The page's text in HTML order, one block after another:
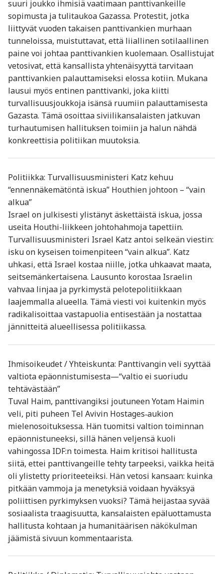
suuri joukko ihmisiä vaatimaan panttivankeille
sopimusta ja tulitaukoa Gazassa. Protestit, jotka
liittyvät vuoden takaisen panttivankien murhaan
tunneloissa, muistuttavat, että liiallinen sotilaallinen
paine voi johtaa panttivankien kuolemaan. Osallistujat
vetosivat, että kansallista yhtenäisyyttä tarvitaan
panttivankien palauttamiseksi elossa kotiin. Mukana
lausui myös entinen panttivanki, joka kiitti
turvallisuusjoukkoja isänsä ruumiin palauttamisesta
Gazasta. Tämä osoittaa siviilikansalaisten jatkuvan
turhautumisen hallituksen toimiin ja halun nähdä
konkreettisia politiikan muutoksia.
Politiikka: Turvallisuusministeri Katz kehuu
“ennennäkemätöntä iskua” Houthien johtoon – “vain
alkua”
Israel on julkisesti ylistänyt äskettäistä iskua, jossa
useita Houthi-liikkeen johtohahmoja tapettiin.
Turvallisuusministeri Israel Katz antoi selkeän viestin:
isku on kyseisen toimenpiteen “vain alkua”. Katz
uhkasi, että Israel kostaa niille, jotka uhkaavat maata,
seitsemänkertaisena. Lausunto korostaa Israelin
vahvaa linjaa ja pyrkimystä pelotepolitiikkaan
laajemmalla alueella. Tämä viesti voi kuitenkin myös
radikalisoittaa vastapuolia entisestään ja nostattaa
jännitteitä alueellisessa politiikassa.
Ihmisoikeudet / Yhteiskunta: Panttivangin veli syyttää
valtiota epäonnistumisesta—“valtio ei suoriudu
tehtävästään”
Tuval Haim, panttivangiksi joutuneen Yotam Haimin
veli, piti puheen Tel Avivin Hostages‑aukion
mielenosoituksessa. Hän tuomitsi valtion toiminnan
epäonnistuneeksi, sillä hänen veljensä kuoli
vahingossa IDF:n toimesta. Haim kritisoi hallitusta
siitä, ettei panttivangeille tehty tarpeeksi, vaikka heitä
oli ylistetty prioriteeteiksi. Hän vetosi kansaan: kuinka
pitkään vammoja ja menetyksiä voidaan hyväksyä
poliittisen pyrkimyksen vuoksi? Tämä heijastaa syvää
sosiaalista traagisuutta, kansalaisten epäluottamusta
hallitusta kohtaan ja humanitäärisen näkökulman
jäämistä sivuun kommentaarista.